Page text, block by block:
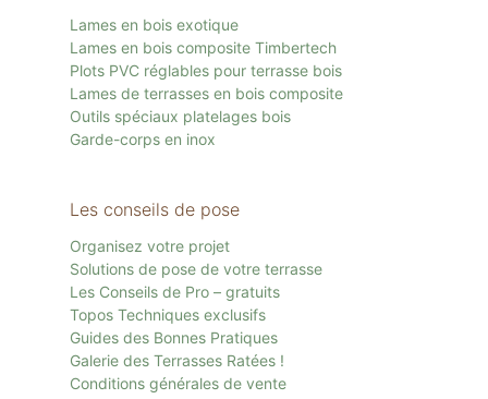
Lames en bois exotique
Lames en bois composite Timbertech
Plots PVC réglables pour terrasse bois
Lames de terrasses en bois composite
Outils spéciaux platelages bois
Garde-corps en inox
Les conseils de pose
Organisez votre projet
Solutions de pose de votre terrasse
Les Conseils de Pro – gratuits
Topos Techniques exclusifs
Guides des Bonnes Pratiques
Galerie des Terrasses Ratées !
Conditions générales de vente